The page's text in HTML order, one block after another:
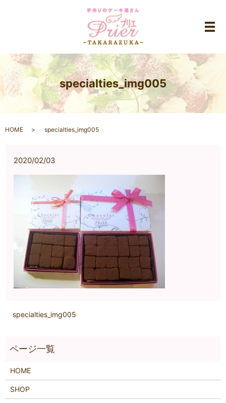
メ
specialties_img005
HOME specialties_img005
2020/02/03
specialties_img005
HOME
SHOP